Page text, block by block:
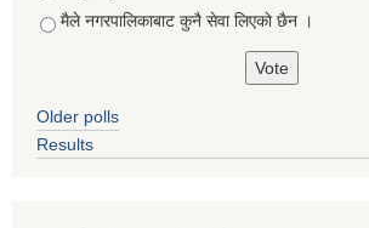
मैले नगरपालिकाबाट कुनै सेवा लिएकाे छैन ।
Older polls
Results